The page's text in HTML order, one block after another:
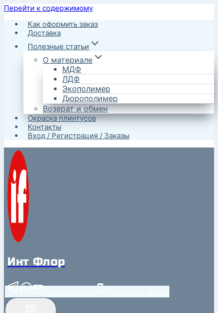
Перейти к содержимому
Как оформить заказ
Доставка
Полезные статьи
О материале
МДФ
ЛДФ
Экополимер
Дюрополимер
Возврат и обмен
Окраска плинтусов
Контакты
Вход / Регистрация / Заказы
Инт Флор